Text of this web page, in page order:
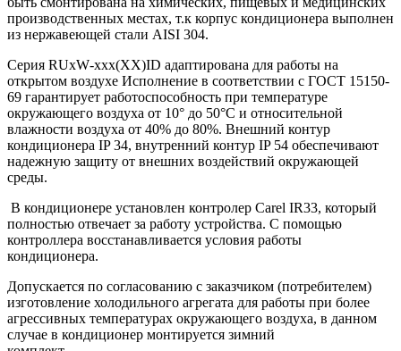
производственных местах, т.к корпус кондиционера выполнен
из нержавеющей стали AISI 304.
Серия RUxW-xxx(XX)ID адаптирована для работы на
открытом воздухе Исполнение в соответствии с ГОСТ 15150-
69 гарантирует работоспособность при температуре
окружающего воздуха от 10° до 50°С и относительной
влажности воздуха от 40% до 80%. Внешний контур
кондиционера IP 34, внутренний контур IP 54 обеспечивают
надежную защиту от внешних воздействий окружающей
среды.
В кондиционере установлен контролер Carel IR33, который
полностью отвечает за работу устройства. С помощью
контроллера восстанавливается условия работы
кондиционера.
Допускается по согласованию с заказчиком (потребителем)
изготовление холодильного агрегата для работы при более
агрессивных температурах окружающего воздуха, в данном
случае в кондиционер монтируется зимний